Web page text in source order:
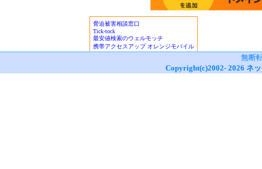
無断
Copyright(c)2002- 2026 ネ